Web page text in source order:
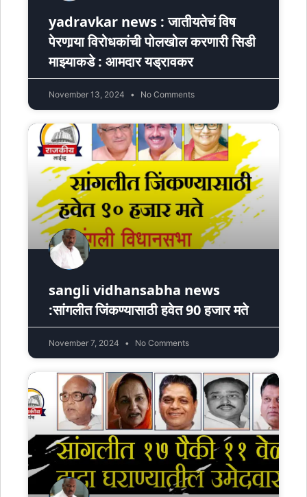
yadravkar news : जातीयतेचं विष
पेरणार्‍या विरोधकांची पोलखोल करणारी सिडी
माझ्याकडे : आमदार यड्रावकर
November 13, 2024 No Comments
sangli vidhansabha news
:सांगलीत जिंकण्यासाठी हवेत 90 हजार मते
November 7, 2024 No Comments